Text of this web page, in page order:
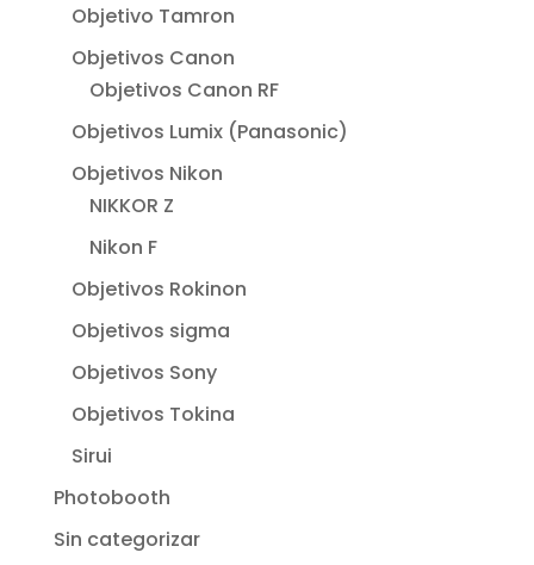
Objetivo Tamron
Objetivos Canon
Objetivos Canon RF
Objetivos Lumix (Panasonic)
Objetivos Nikon
NIKKOR Z
Nikon F
Objetivos Rokinon
Objetivos sigma
Objetivos Sony
Objetivos Tokina
Sirui
Photobooth
Sin categorizar